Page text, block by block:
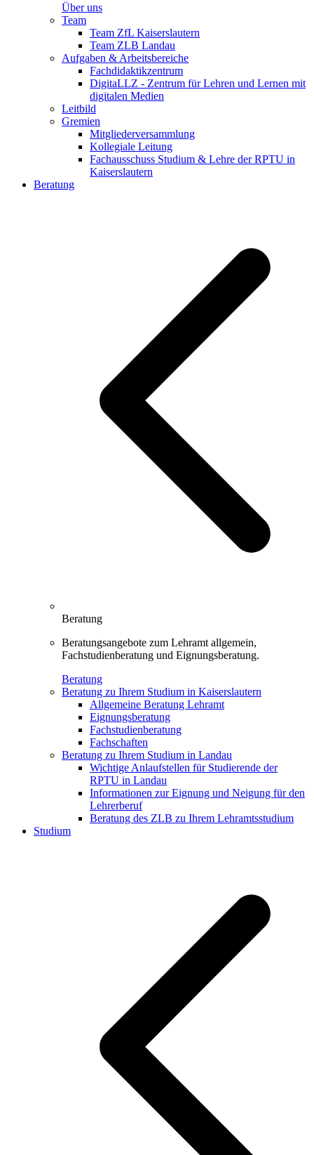
Über uns
Team
Team ZfL Kaiserslautern
Team ZLB Landau
Aufgaben & Arbeitsbereiche
Fachdidaktikzentrum
DigitaLLZ - Zentrum für Lehren und Lernen mit
digitalen Medien
Leitbild
Gremien
Mitgliederversammlung
Kollegiale Leitung
Fachausschuss Studium & Lehre der RPTU in
Kaiserslautern
Beratung
Beratung
Beratungsangebote zum Lehramt allgemein,
Fachstudienberatung und Eignungsberatung.
Beratung
Beratung zu Ihrem Studium in Kaiserslautern
Allgemeine Beratung Lehramt
Eignungsberatung
Fachstudienberatung
Fachschaften
Beratung zu Ihrem Studium in Landau
Wichtige Anlaufstellen für Studierende der
RPTU in Landau
Informationen zur Eignung und Neigung für den
Lehrerberuf
Beratung des ZLB zu Ihrem Lehramtsstudium
Studium